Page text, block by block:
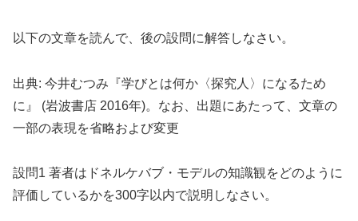
以下の文章を読んで、後の設問に解答しなさい。
出典: 今井むつみ『学びとは何か〈探究人〉になるため
に』 (岩波書店 2016年)。なお、出題にあたって、文章の
一部の表現を省略および変更
設問1 著者はドネルケバブ・モデルの知識観をどのように
評価しているかを300字以内で説明しなさい。